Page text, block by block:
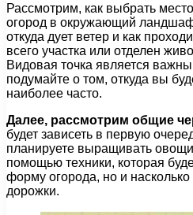
Рассмотрим, как выбрать
огород в окружающий
откуда дует ветер и как
всего участка или отделен
Видовая точка является
подумайте о том, откуда вы
наиболее часто.
Далее, рассмотрим общие
будет зависеть в первую
планируете выращивать
помощью техники, которая
форму огорода, но и
дорожки.